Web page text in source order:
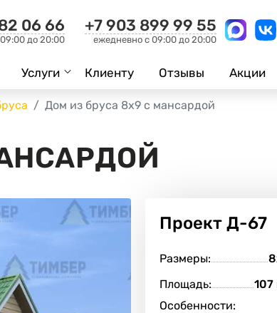
06 66
до 20:00
+7 903 899 99 55
ежедневно c 09:00 до 20:00
Услуги Клиенту Отзывы Акции
Дом из бруса 8х9 с мансардой
Проект Д-67
Размеры:
Площадь:
107
Особенности: